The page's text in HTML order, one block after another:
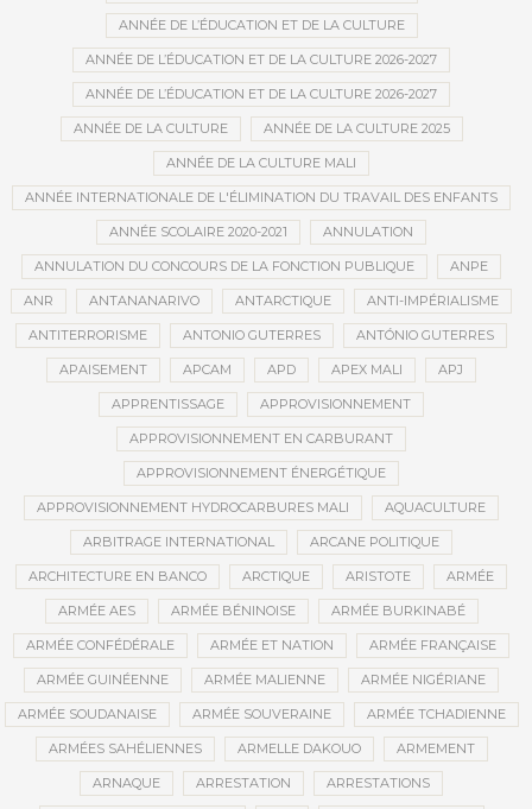
ANNÉE DE L’ÉDUCATION ET DE LA CULTURE
ANNÉE DE L’ÉDUCATION ET DE LA CULTURE 2026-2027
ANNÉE DE L’ÉDUCATION ET DE LA CULTURE 2026-2027
ANNÉE DE LA CULTURE ANNÉE DE LA CULTURE 2025
ANNÉE DE LA CULTURE MALI
ANNÉE INTERNATIONALE DE L'ÉLIMINATION DU TRAVAIL DES ENFANTS
ANNÉE SCOLAIRE 2020-2021 ANNULATION
ANNULATION DU CONCOURS DE LA FONCTION PUBLIQUE ANPE
ANR ANTANANARIVO ANTARCTIQUE ANTI-IMPÉRIALISME
ANTITERRORISME ANTONIO GUTERRES ANTÓNIO GUTERRES
APAISEMENT APCAM APD APEX MALI APJ
APPRENTISSAGE APPROVISIONNEMENT
APPROVISIONNEMENT EN CARBURANT
APPROVISIONNEMENT ÉNERGÉTIQUE
APPROVISIONNEMENT HYDROCARBURES MALI AQUACULTURE
ARBITRAGE INTERNATIONAL ARCANE POLITIQUE
ARCHITECTURE EN BANCO ARCTIQUE ARISTOTE ARMÉE
ARMÉE AES ARMÉE BÉNINOISE ARMÉE BURKINABÉ
ARMÉE CONFÉDÉRALE ARMÉE ET NATION ARMÉE FRANÇAISE
ARMÉE GUINÉENNE ARMÉE MALIENNE ARMÉE NIGÉRIANE
ARMÉE SOUDANAISE ARMÉE SOUVERAINE ARMÉE TCHADIENNE
ARMÉES SAHÉLIENNES ARMELLE DAKOUO ARMEMENT
ARNAQUE ARRESTATION ARRESTATIONS